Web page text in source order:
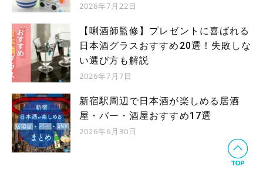
2026年7月22日
【唎酒師監修】プレゼントに喜ばれる
日本酒グラスおすすめ20選！失敗しな
い選び方も解説
2026年7月7日
新宿駅周辺で日本酒が楽しめる居酒
屋・バー・酒屋おすすめ17選
2026年6月30日